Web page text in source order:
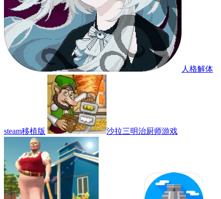
人格解体
steam移植版 沙拉三明治厨师游戏